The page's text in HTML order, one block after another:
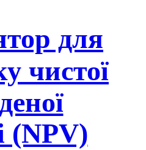
для
чистої
(NPV)